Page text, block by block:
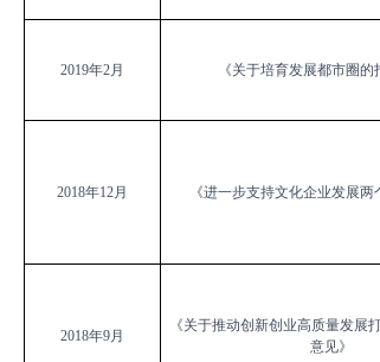
2019年2月 《关于培育发展都市圈的
2018年12月 《进一步支持文化企业发展两
2018年9月
《关于推动创新创业高质量发展
意见》